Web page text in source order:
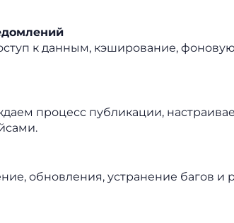
к данным, кэширование,
процесс публикации,
обновления, устранение багов и